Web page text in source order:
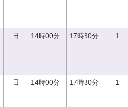
日 14時00分 17時30分 1
日 14時00分 17時30分 1